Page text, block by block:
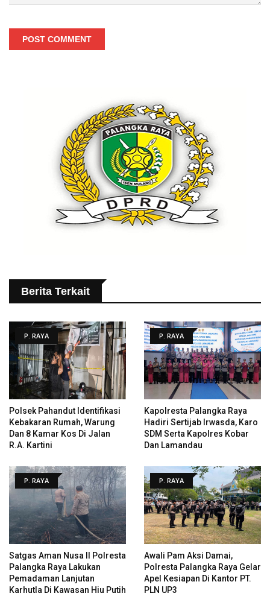
POST COMMENT
Berita Terkait
P. RAYA
Polsek Pahandut Identifikasi
Kebakaran Rumah, Warung
Dan 8 Kamar Kos Di Jalan
R.A. Kartini
P. RAYA
Kapolresta Palangka Raya
Hadiri Sertijab Irwasda, Karo
SDM Serta Kapolres Kobar
Dan Lamandau
P. RAYA
Satgas Aman Nusa II Polresta
Palangka Raya Lakukan
Pemadaman Lanjutan
Karhutla Di Kawasan Hiu Putih
P. RAYA
Awali Pam Aksi Damai,
Polresta Palangka Raya Gelar
Apel Kesiapan Di Kantor PT.
PLN UP3